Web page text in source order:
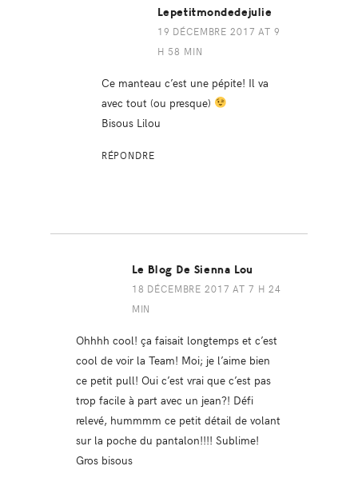
Lepetitmondedejulie
19 DÉCEMBRE 2017 AT 9
H 58 MIN
Ce manteau c’est une pépite! Il va
avec tout (ou presque)
Bisous Lilou
RÉPONDRE
Le Blog De Sienna Lou
18 DÉCEMBRE 2017 AT 7 H 24
MIN
Ohhhh cool! ça faisait longtemps et c’est
cool de voir la Team! Moi; je l’aime bien
ce petit pull! Oui c’est vrai que c’est pas
trop facile à part avec un jean?! Défi
relevé, hummmm ce petit détail de volant
sur la poche du pantalon!!!! Sublime!
Gros bisous